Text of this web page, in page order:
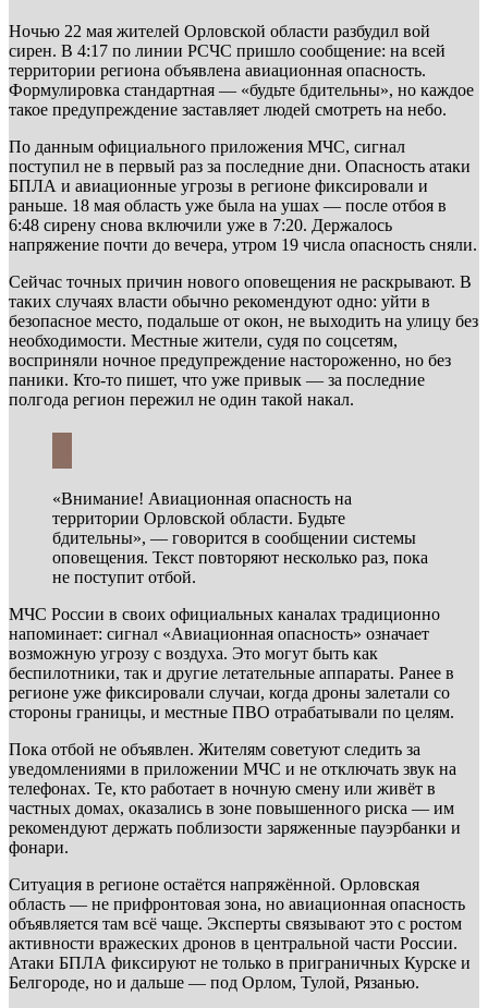
Ночью 22 мая жителей Орловской области разбудил вой
сирен. В 4:17 по линии РСЧС пришло сообщение: на всей
территории региона объявлена авиационная опасность.
Формулировка стандартная — «будьте бдительны», но каждое
такое предупреждение заставляет людей смотреть на небо.
По данным официального приложения МЧС, сигнал
поступил не в первый раз за последние дни. Опасность атаки
БПЛА и авиационные угрозы в регионе фиксировали и
раньше. 18 мая область уже была на ушах — после отбоя в
6:48 сирену снова включили уже в 7:20. Держалось
напряжение почти до вечера, утром 19 числа опасность сняли.
Сейчас точных причин нового оповещения не раскрывают. В
таких случаях власти обычно рекомендуют одно: уйти в
безопасное место, подальше от окон, не выходить на улицу без
необходимости. Местные жители, судя по соцсетям,
восприняли ночное предупреждение настороженно, но без
паники. Кто-то пишет, что уже привык — за последние
полгода регион пережил не один такой накал.
«Внимание! Авиационная опасность на
территории Орловской области. Будьте
бдительны», — говорится в сообщении системы
оповещения. Текст повторяют несколько раз, пока
не поступит отбой.
МЧС России в своих официальных каналах традиционно
напоминает: сигнал «Авиационная опасность» означает
возможную угрозу с воздуха. Это могут быть как
беспилотники, так и другие летательные аппараты. Ранее в
регионе уже фиксировали случаи, когда дроны залетали со
стороны границы, и местные ПВО отрабатывали по целям.
Пока отбой не объявлен. Жителям советуют следить за
уведомлениями в приложении МЧС и не отключать звук на
телефонах. Те, кто работает в ночную смену или живёт в
частных домах, оказались в зоне повышенного риска — им
рекомендуют держать поблизости заряженные пауэрбанки и
фонари.
Ситуация в регионе остаётся напряжённой. Орловская
область — не прифронтовая зона, но авиационная опасность
объявляется там всё чаще. Эксперты связывают это с ростом
активности вражеских дронов в центральной части России.
Атаки БПЛА фиксируют не только в приграничных Курске и
Белгороде, но и дальше — под Орлом, Тулой, Рязанью.